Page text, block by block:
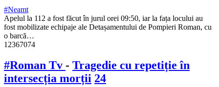
#Neamt
Apelul la 112 a fost făcut în jurul orei 09:50, iar la fața locului au
fost mobilizate echipaje ale Detașamentului de Pompieri Roman, cu
o barcă…
12367074
#Roman Tv - Tragedie cu repetiție în
intersecția morții 24